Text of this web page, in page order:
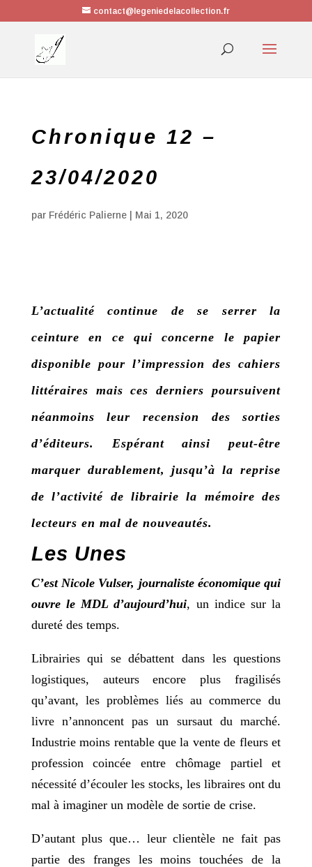
contact@legeniedelacollection.fr
Chronique 12 –
23/04/2020
par Frédéric Palierne| Mai 1, 2020
L’actualité continue de se serrer la
ceinture en ce qui concerne le papier
disponible pour l’impression des cahiers
littéraires mais ces derniers poursuivent
néanmoins leur recension des sorties
d’éditeurs. Espérant ainsi peut-être
marquer durablement, jusqu’à la reprise
de l’activité de librairie la mémoire des
lecteurs en mal de nouveautés.
Les Unes
C’est Nicole Vulser, journaliste économique qui
ouvre le MDL d’aujourd’hui, un indice sur la
dureté des temps.
Librairies qui se débattent dans les questions
logistiques, auteurs encore plus fragilisés
qu’avant, les problèmes liés au commerce du
livre n’annoncent pas un sursaut du marché.
Industrie moins rentable que la vente de fleurs et
profession coincée entre chômage partiel et
nécessité d’écouler les stocks, les libraires ont du
mal à imaginer un modèle de sortie de crise.
D’autant plus que… leur clientèle ne fait pas
partie des franges les moins touchées de la